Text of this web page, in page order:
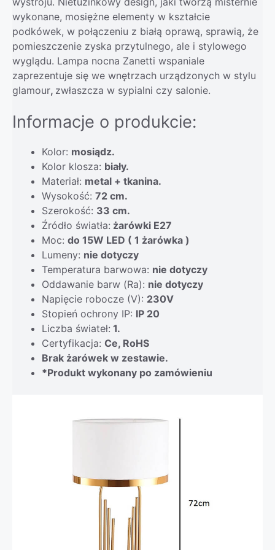
wykonane, mosiężne elementy w kształcie
podkówek, w połączeniu z białą oprawą, sprawią, że
pomieszczenie zyska przytulnego, ale i stylowego
wyglądu. Lampa nocna Zanetti wspaniale
zaprezentuje się we wnętrzach urządzonych w stylu
glamour, zwłaszcza w sypialni czy salonie.
Informacje o produkcie:
Kolor: mosiądz.
Kolor klosza: biały.
Materiał: metal + tkanina.
Wysokość: 72 cm.
Szerokość: 33 cm.
Źródło światła: żarówki E27
Moc: do 15W LED ( 1 żarówka )
Lumeny: nie dotyczy
Temperatura barwowa: nie dotyczy
Oddawanie barw (Ra): nie dotyczy
Napięcie robocze (V): 230V
Stopień ochrony IP: IP 20
Liczba świateł: 1.
Certyfikacja: Ce, RoHS
Brak żarówek w zestawie.
*Produkt wykonany po zamówieniu